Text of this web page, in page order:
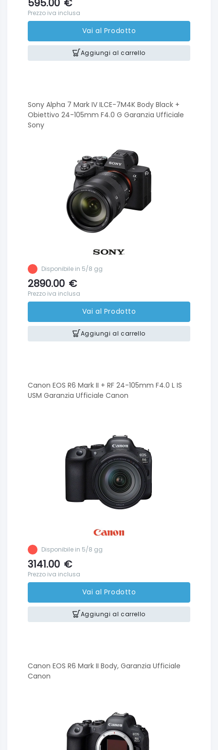
Prezzo iva inclusa
Vai al Prodotto
Aggiungi al carrello
Sony Alpha 7 Mark IV ILCE-7M4K Body Black +
Obiettivo 24-105mm F4.0 G Garanzia Ufficiale
Sony
Disponibile in 5/8 gg
2890.00 €
Prezzo iva inclusa
Vai al Prodotto
Aggiungi al carrello
Canon EOS R6 Mark II + RF 24-105mm F4.0 L IS
USM Garanzia Ufficiale Canon
Disponibile in 5/8 gg
3141.00 €
Prezzo iva inclusa
Vai al Prodotto
Aggiungi al carrello
Canon EOS R6 Mark II Body, Garanzia Ufficiale
Canon